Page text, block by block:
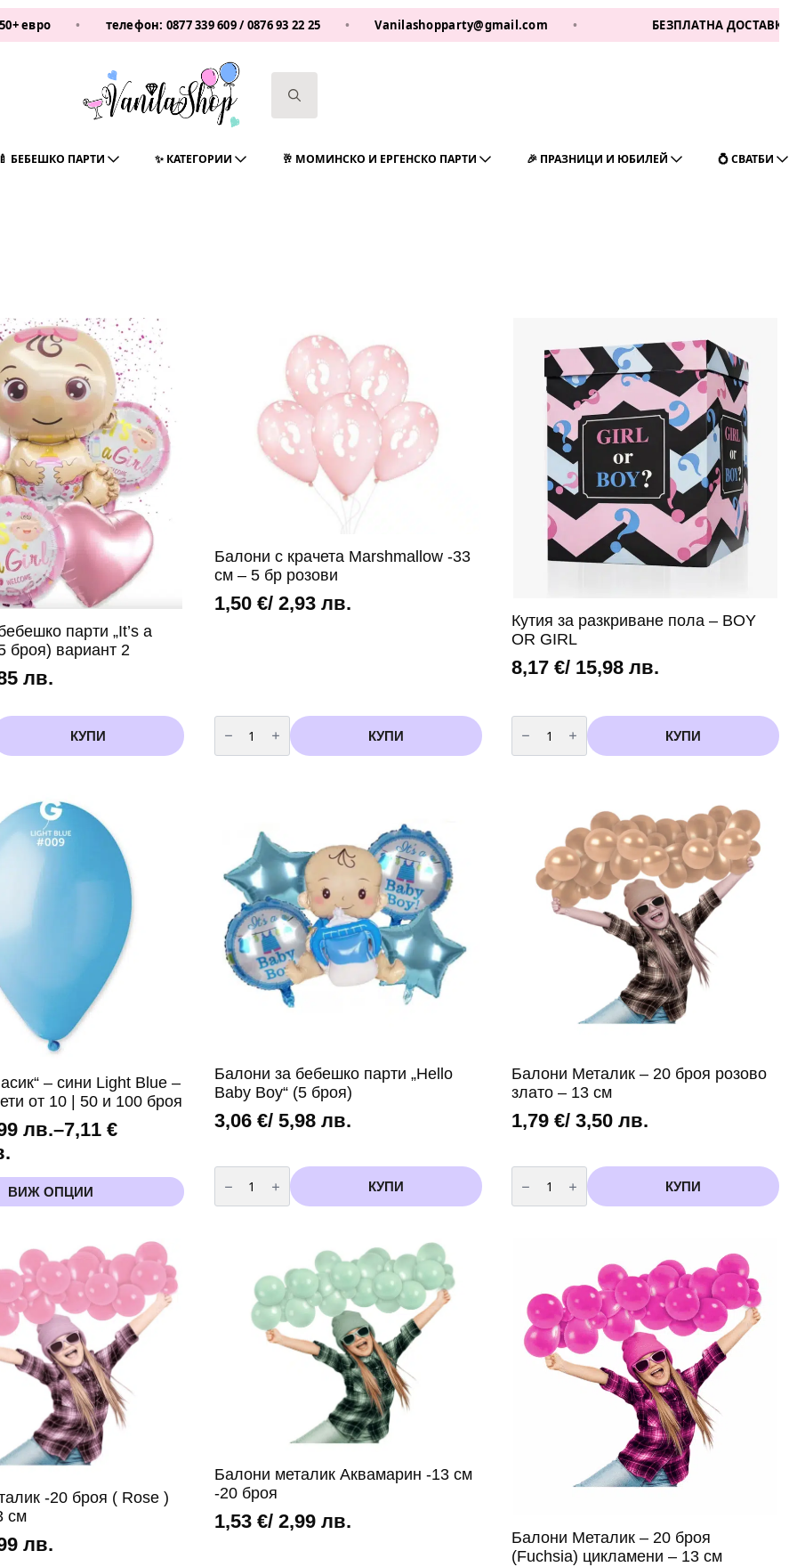
• телефон: 0877 339 609/0876 93 22 25 • Vanilashopparty@gmail.com • БЕЗПЛАТНА ДОСТАВКА ЗА 1 РАБ ДЕН
🍼 БЕБЕШКО ПАРТИ ✨ КАТЕГОРИИ 🥂 МОМИНСКО И ЕРГЕНСКО ПАРТИ 🎉 ПРАЗНИЦИ И ЮБИЛЕЙ 💍 СВАТБИ
парти „It’s a
броя) вариант 2
лв.
КУПИ
Балони с крачета Marshmallow -33
см – 5 бр розови
1,50 €/ 2,93 лв.
количество
за
Балони
с
розови
КУПИ
Кутия зa разкриване пола – BOY
OR GIRL
8,17€/ 15,98 лв.
количество
за
Кутия
зa
КУПИ
– сини Light Blue –
от 10 | 50 и 100 броя
лв.–7,11€
ВИЖ ОПЦИИ
Балони за бебешко парти „Hello
Baby Boy“ (5 броя)
3,06 €/ 5,98 лв.
количество
за
Балони
за
КУПИ
Балони Металик – 20 броя розово
злато – 13 см
1,79€/ 3,50 лв.
количество
за
Балони
Металик
см
КУПИ
-20 броя ( Rose )
см
лв.
Балони металик Аквамарин -13 см
-20 броя
1,53 €/ 2,99 лв.
Балони Металик – 20 броя
(Fuchsia) цикламени – 13 см